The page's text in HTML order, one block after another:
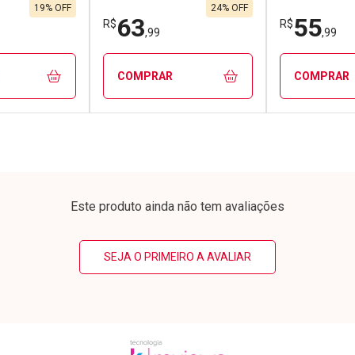
cada
cada
Por R$ 19,90/cada
Por R$ 19,90/cada
Por R$
Por R$
19% OFF
R$63,99
24% OFF
COMPRAR
R$55,99
COMPRAR
Este produto ainda não tem avaliações
SEJA O PRIMEIRO A AVALIAR